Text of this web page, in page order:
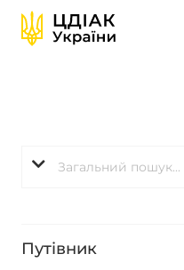
Путівник